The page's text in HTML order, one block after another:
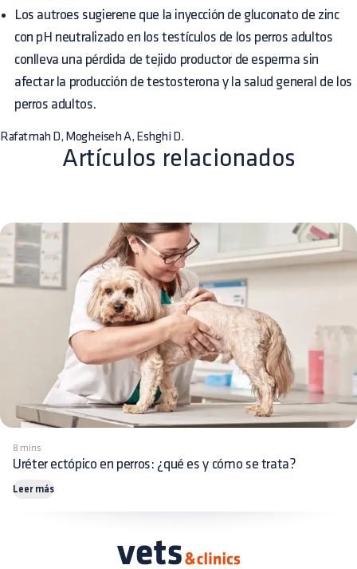
Los autroes sugierene que la inyección de gluconato de zinc
con pH neutralizado en los testículos de los perros adultos
conlleva una pérdida de tejido productor de esperma sin
afectar la producción de testosterona y la salud general de los
perros adultos.
Rafatmah D, Mogheiseh A, Eshghi D.
Artículos relacionados
8 mins
Uréter ectópico en perros: ¿qué es y cómo se trata?
Leer más